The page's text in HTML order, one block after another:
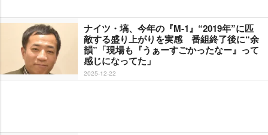
ナイツ・塙、今年の『M-1』“2019年”に匹
敵する盛り上がりを実感 番組終了後に“余
韻”「現場も『うぁーすごかったなー』って
感じになってた」
2025-12-22